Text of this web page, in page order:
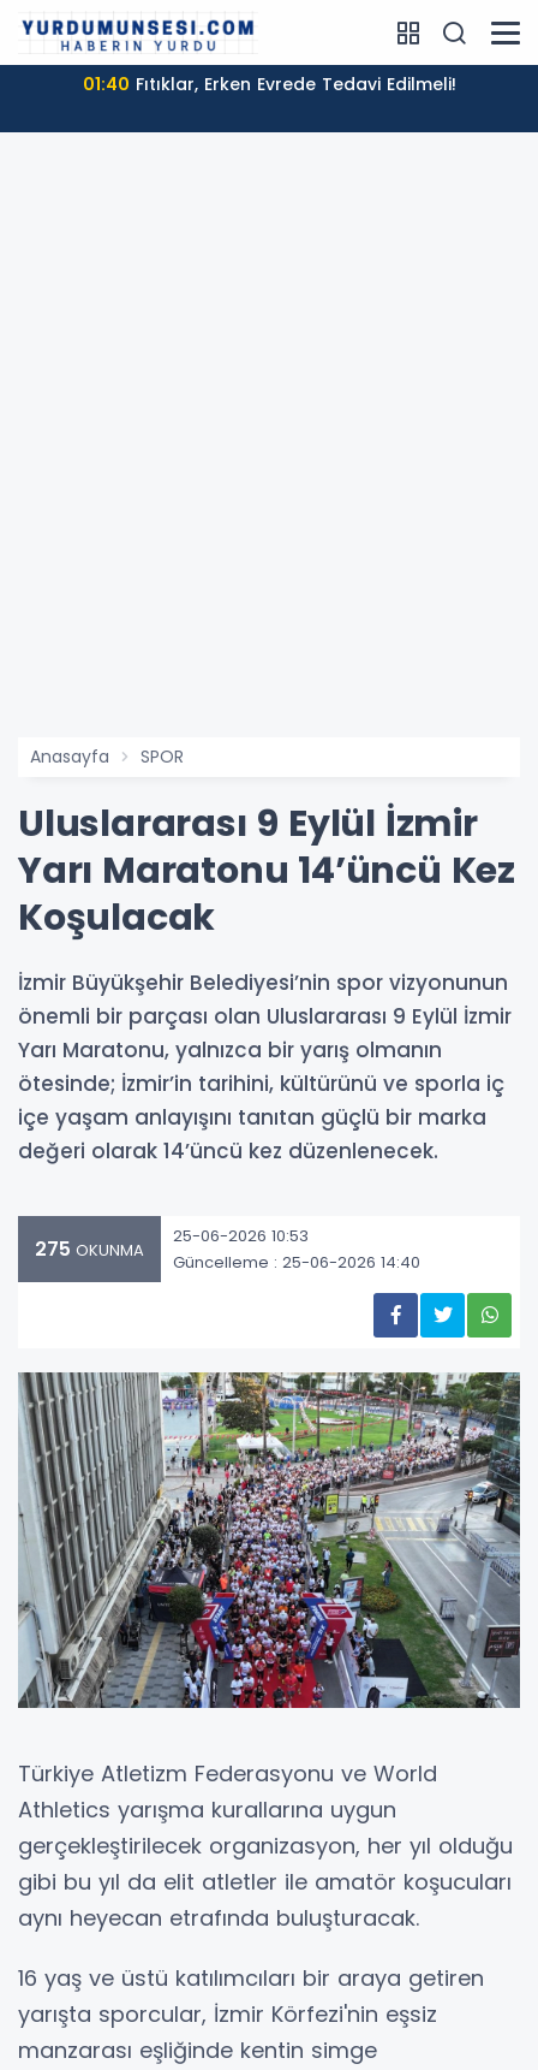
01:40 Fıtıklar, Erken Evrede Tedavi Edilmeli!
Anasayfa SPOR
Uluslararası 9 Eylül İzmir
Yarı Maratonu 14’üncü Kez
Koşulacak
İzmir Büyükşehir Belediyesi’nin spor vizyonunun
önemli bir parçası olan Uluslararası 9 Eylül İzmir
Yarı Maratonu, yalnızca bir yarış olmanın
ötesinde; İzmir’in tarihini, kültürünü ve sporla iç
içe yaşam anlayışını tanıtan güçlü bir marka
değeri olarak 14’üncü kez düzenlenecek.
275 OKUNMA
25-06-2026 10:53
Güncelleme : 25-06-2026 14:40
Türkiye Atletizm Federasyonu ve World
Athletics yarışma kurallarına uygun
gerçekleştirilecek organizasyon, her yıl olduğu
gibi bu yıl da elit atletler ile amatör koşucuları
aynı heyecan etrafında buluşturacak.
16 yaş ve üstü katılımcıları bir araya getiren
yarışta sporcular, İzmir Körfezi'nin eşsiz
manzarası eşliğinde kentin simge